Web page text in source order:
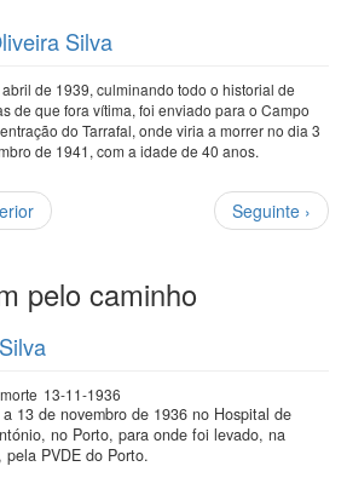
Silva
abril de 1939, culminando todo o historial de
de que fora vítima, foi enviado para o Campo
do Tarrafal, onde viria a morrer no dia 3
de 1941, com a idade de 40 anos.
Próxima
página
Seguinte ›
pelo caminho
13-11-1936
a 13 de novembro de 1936 no Hospital de
no Porto, para onde foi levado, na
pela PVDE do Porto.